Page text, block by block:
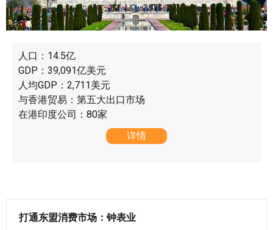
人口：14.5亿
GDP：39,091亿美元
人均GDP：2,711美元
与香港贸易：第五大出口市场
在港印度公司：80家
详情
打通东盟消费市场：钟表业